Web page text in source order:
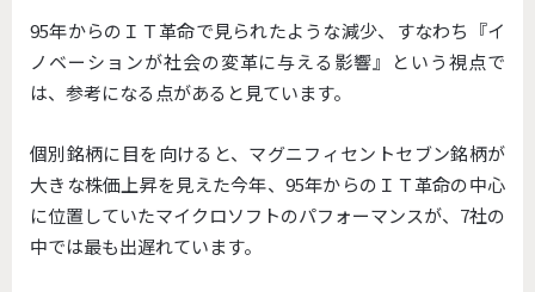
95年からのＩＴ革命で見られたような減少、すなわち『イ
ノベーションが社会の変革に与える影響』という視点で
は、参考になる点があると見ています。
個別銘柄に目を向けると、マグニフィセントセブン銘柄が
大きな株価上昇を見えた今年、95年からのＩＴ革命の中心
に位置していたマイクロソフトのパフォーマンスが、7社の
中では最も出遅れています。